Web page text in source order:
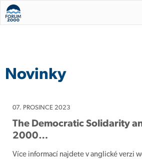
Novinky
07. PROSINCE 2023
The Democratic Solidarity
2000…
Více informací najdete v anglické